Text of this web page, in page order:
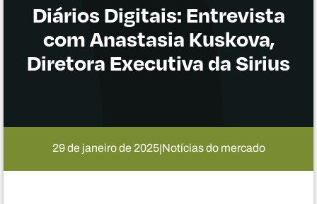
Diários Digitais: Entrevista
com Anastasia Kuskova,
Diretora Executiva da Sirius
29 de janeiro de 2025|Notícias do mercado